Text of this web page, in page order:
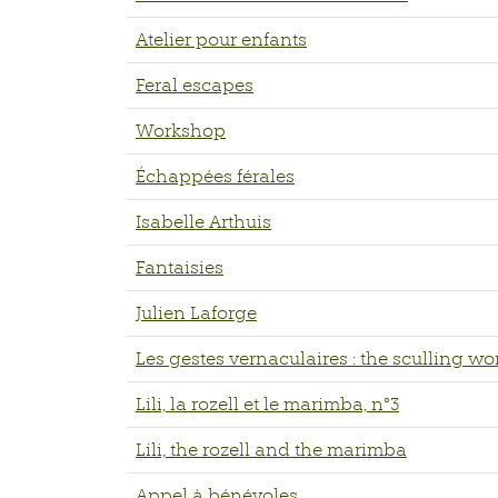
Atelier pour enfants
Feral escapes
Workshop
Échappées férales
Isabelle Arthuis
Fantaisies
Julien Laforge
Les gestes vernaculaires : the sculling
Lili, la rozell et le marimba, n°3
Lili, the rozell and the marimba